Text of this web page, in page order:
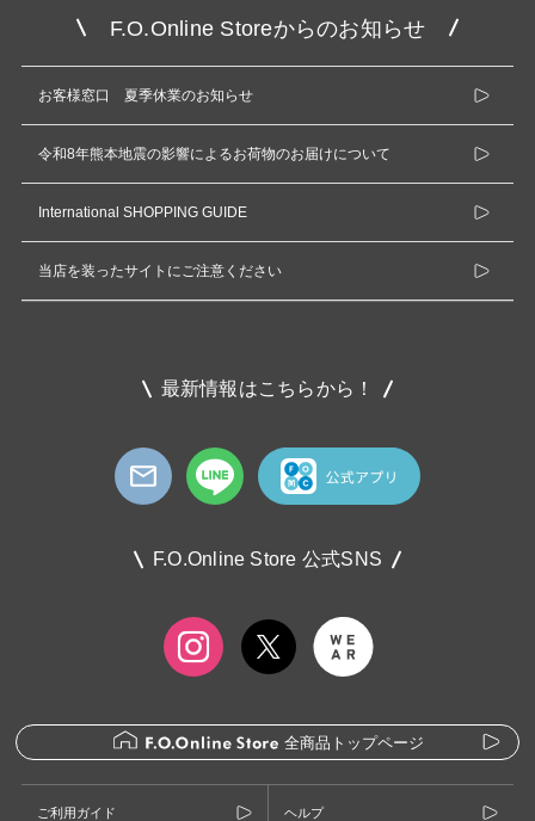
F.O.Online Storeからのお知らせ
お客様窓口 夏季休業のお知らせ
令和8年熊本地震の影響によるお荷物のお届けについて
International SHOPPING GUIDE
当店を装ったサイトにご注意ください
最新情報はこちらから！
F.O.Online Store 公式SNS
全商品トップページ
ご利用ガイド ヘルプ